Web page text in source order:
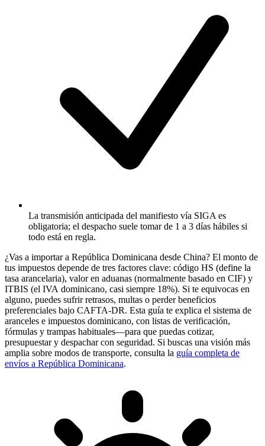
La transmisión anticipada del manifiesto vía SIGA es
obligatoria; el despacho suele tomar de 1 a 3 días hábiles si
todo está en regla.
¿Vas a importar a República Dominicana desde China? El monto de
tus impuestos depende de tres factores clave: código HS (define la
tasa arancelaria), valor en aduanas (normalmente basado en CIF) y
ITBIS (el IVA dominicano, casi siempre 18%). Si te equivocas en
alguno, puedes sufrir retrasos, multas o perder beneficios
preferenciales bajo CAFTA-DR. Esta guía te explica el sistema de
aranceles e impuestos dominicano, con listas de verificación,
fórmulas y trampas habituales—para que puedas cotizar,
presupuestar y despachar con seguridad. Si buscas una visión más
amplia sobre modos de transporte, consulta la guía completa de
envíos a República Dominicana.